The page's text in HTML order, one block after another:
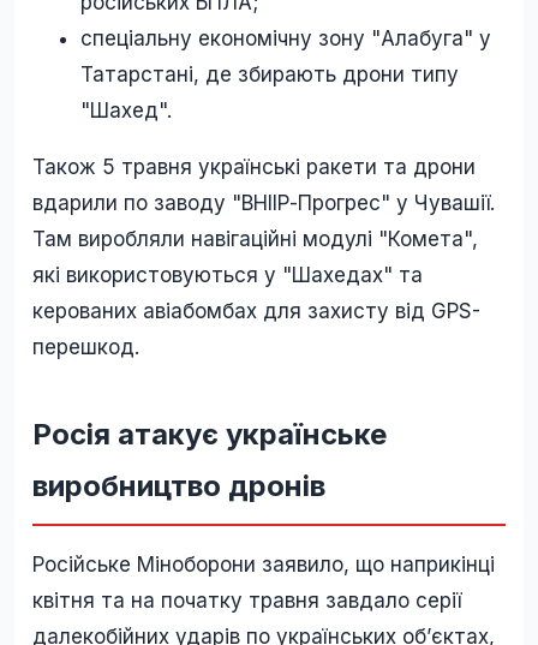
спеціальну економічну зону "Алабуга" у
Татарстані, де збирають дрони типу
"Шахед".
Також 5 травня українські ракети та дрони
вдарили по заводу "ВНІІР-Прогрес" у Чувашії.
Там виробляли навігаційні модулі "Комета",
які використовуються у "Шахедах" та
керованих авіабомбах для захисту від GPS-
перешкод.
Росія атакує українське
виробництво дронів
Російське Міноборони заявило, що наприкінці
квітня та на початку травня завдало серії
далекобійних ударів по українських об’єктах,